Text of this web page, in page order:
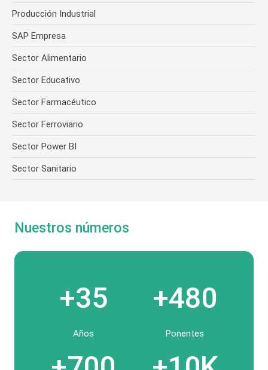
Producción Industrial
SAP Empresa
Sector Alimentario
Sector Educativo
Sector Farmacéutico
Sector Ferroviario
Sector Power BI
Sector Sanitario
Nuestros números
+35
Años
+480
Ponentes